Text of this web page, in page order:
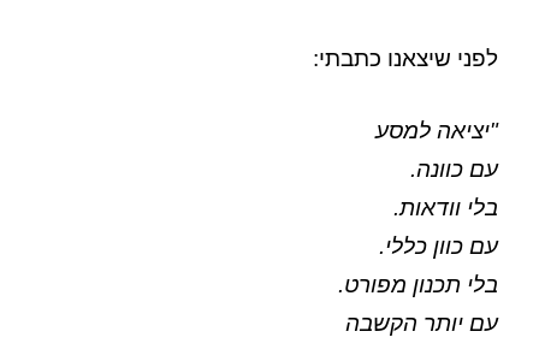
לפני שיצאנו כתבתי:
"יציאה למסע
עם כוונה.
בלי וודאות.
עם כוון כללי.
בלי תכנון מפורט.
עם יותר הקשבה